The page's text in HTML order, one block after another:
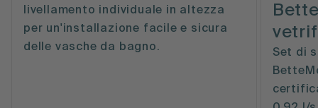
livellamento individuale in altezza
per un'installazione facile e sicura
delle vasche da bagno.
Set di